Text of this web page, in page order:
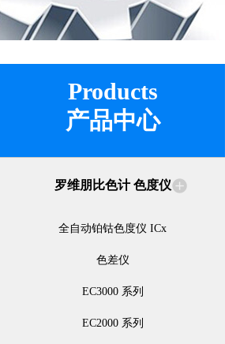
Products
产品中心
罗维朋比色计 色度仪
全自动铂钴色度仪 ICx
色差仪
EC3000 系列
EC2000 系列